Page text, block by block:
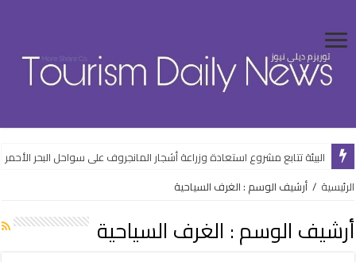
البيئة تتابع مشروع استعادة وزراعة أشجار المانجروف على سواحل البحر الأحمر
عمومية “القابضة للسياحة والفنادق” تعتمد الموازنة التقديرية لعام 2026/2027
الرئيسية / أرشيف الوسم : الغرف السياحية
أرشيف الوسم : الغرف السياحية